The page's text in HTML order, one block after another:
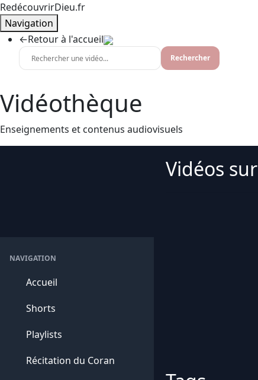
RedécouvrirDieu.fr
Navigation
←Retour à l'accueil
Rechercher
Vidéothèque
Enseignements et contenus audiovisuels
NAVIGATION
Accueil
Shorts
Playlists
Récitation du Coran
Vidéos